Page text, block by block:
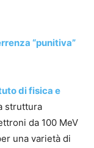
“punitiva”
di fisica e
struttura
da 100 MeV
una varietà di